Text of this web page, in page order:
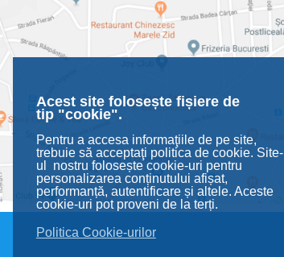
Acest site folosește fișiere de
tip "cookie".
Pentru a accesa informaţiile de pe site,
trebuie să acceptaţi politica de cookie. Site-
ul nostru folosește cookie-uri pentru
personalizarea conținutului afișat,
performanță, autentificare și altele. Aceste
cookie-uri pot proveni de la terți.
Politica Cookie-urilor